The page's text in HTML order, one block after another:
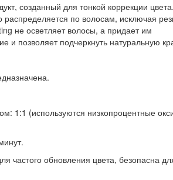
созданный для тонкой коррекции цвета.
по волосам, исключая
не осветляет волосы, а придает им
и позволяет подчеркнуть натуральную
1:1 (используются низкопроцентные
частого обновления цвета, безопасна